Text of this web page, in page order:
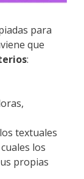
para
que
:
textuales
los
propias